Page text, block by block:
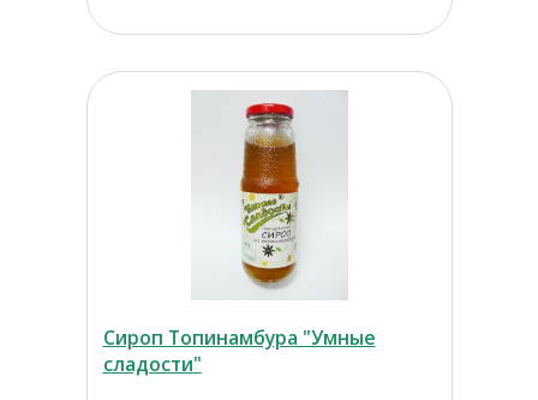
Сироп Топинамбура "Умные
сладости"